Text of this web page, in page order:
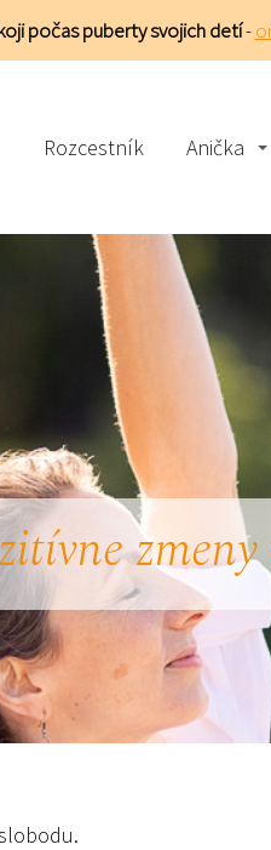
počas puberty svojich detí-
Rozcestník Anička